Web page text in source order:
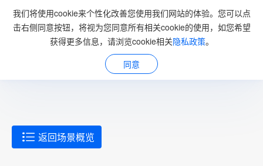
我们将使用cookie来个性化改善您使用我们网站的体验。您可以点
击右侧同意按钮，将视为您同意所有相关cookie的使用，如您希望
获得更多信息，请浏览cookie相关隐私政策。
同意
返回场景概览